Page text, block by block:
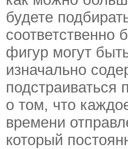
будете
фигур могут
изначально
подстраиваться
о том, что
времени
который